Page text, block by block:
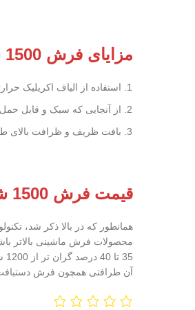
مزایای فرش 1500 شانه هایپر کارپت
استفاده از الیاف اکریلیک
از آنجایی که سبک و قابل
بافت ظریف و ظرافت بالای
قیمت فرش 1500 شانه
آن ظرافتی همچون فرش دستبافت